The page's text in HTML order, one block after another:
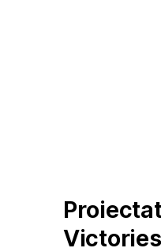
Victories